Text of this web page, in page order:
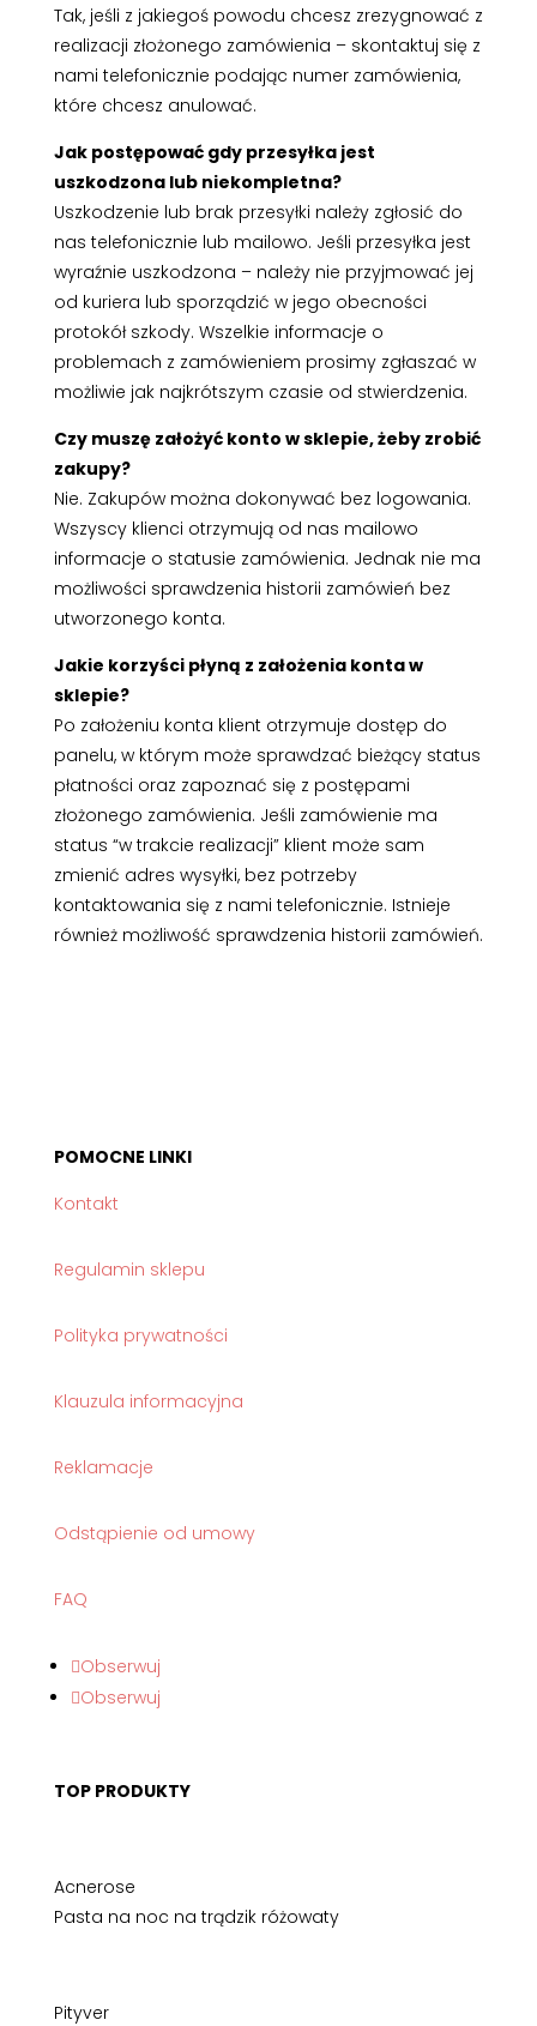
Tak, jeśli z jakiegoś powodu chcesz zrezygnować z
realizacji złożonego zamówienia – skontaktuj się z
nami telefonicznie podając numer zamówienia,
które chcesz anulować.
Jak postępować gdy przesyłka jest
uszkodzona lub niekompletna?
Uszkodzenie lub brak przesyłki należy zgłosić do
nas telefonicznie lub mailowo. Jeśli przesyłka jest
wyraźnie uszkodzona – należy nie przyjmować jej
od kuriera lub sporządzić w jego obecności
protokół szkody. Wszelkie informacje o
problemach z zamówieniem prosimy zgłaszać w
możliwie jak najkrótszym czasie od stwierdzenia.
Czy muszę założyć konto w sklepie, żeby zrobić
zakupy?
Nie. Zakupów można dokonywać bez logowania.
Wszyscy klienci otrzymują od nas mailowo
informacje o statusie zamówienia. Jednak nie ma
możliwości sprawdzenia historii zamówień bez
utworzonego konta.
Jakie korzyści płyną z założenia konta w
sklepie?
Po założeniu konta klient otrzymuje dostęp do
panelu, w którym może sprawdzać bieżący status
płatności oraz zapoznać się z postępami
złożonego zamówienia. Jeśli zamówienie ma
status “w trakcie realizacji” klient może sam
zmienić adres wysyłki, bez potrzeby
kontaktowania się z nami telefonicznie. Istnieje
również możliwość sprawdzenia historii zamówień.
POMOCNE LINKI
Kontakt
Regulamin sklepu
Polityka prywatności
Klauzula informacyjna
Reklamacje
Odstąpienie od umowy
FAQ
Obserwuj
Obserwuj
TOP PRODUKTY
Acnerose
Pasta na noc na trądzik różowaty
Pityver